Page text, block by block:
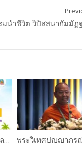
มนำชีวิต วิปัสสนากัมมัฏ
“การผลิตแบบ e-Book และการใช้งานระบบ M-Learning ” ดร.เกษม แสงนนท์ และคณะ PART #1